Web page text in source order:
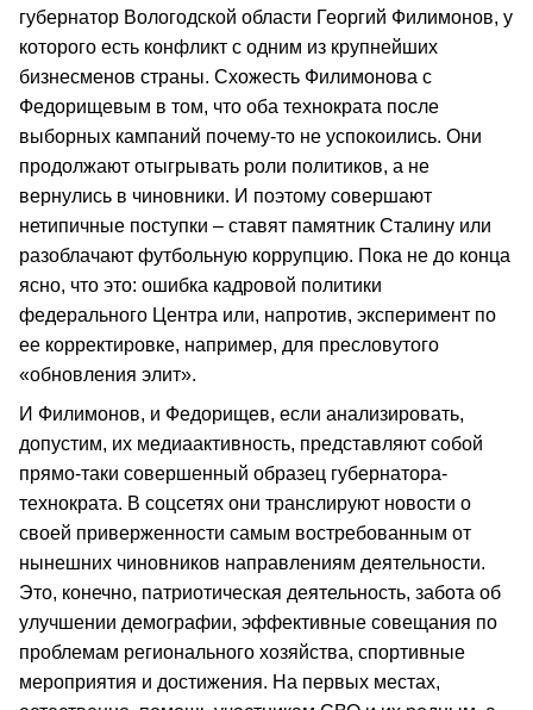
губернатор Вологодской области Георгий Филимонов, у
которого есть конфликт с одним из крупнейших
бизнесменов страны. Схожесть Филимонова с
Федорищевым в том, что оба технократа после
выборных кампаний почему-то не успокоились. Они
продолжают отыгрывать роли политиков, а не
вернулись в чиновники. И поэтому совершают
нетипичные поступки – ставят памятник Сталину или
разоблачают футбольную коррупцию. Пока не до конца
ясно, что это: ошибка кадровой политики
федерального Центра или, напротив, эксперимент по
ее корректировке, например, для пресловутого
«обновления элит».
И Филимонов, и Федорищев, если анализировать,
допустим, их медиаактивность, представляют собой
прямо-таки совершенный образец губернатора-
технократа. В соцсетях они транслируют новости о
своей приверженности самым востребованным от
нынешних чиновников направлениям деятельности.
Это, конечно, патриотическая деятельность, забота об
улучшении демографии, эффективные совещания по
проблемам регионального хозяйства, спортивные
мероприятия и достижения. На первых местах,